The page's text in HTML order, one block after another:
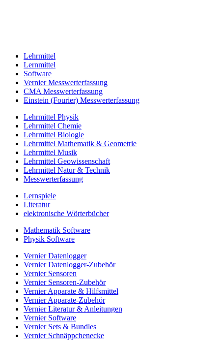
Lehrmittel
Lernmittel
Software
Vernier Messwerterfassung
CMA Messwerterfassung
Einstein (Fourier) Messwerterfassung
Lehrmittel Physik
Lehrmittel Chemie
Lehrmittel Biologie
Lehrmittel Mathematik & Geometrie
Lehrmittel Musik
Lehrmittel Geowissenschaft
Lehrmittel Natur & Technik
Messwerterfassung
Lernspiele
Literatur
elektronische Wörterbücher
Mathematik Software
Physik Software
Vernier Datenlogger
Vernier Datenlogger-Zubehör
Vernier Sensoren
Vernier Sensoren-Zubehör
Vernier Apparate & Hilfsmittel
Vernier Apparate-Zubehör
Vernier Literatur & Anleitungen
Vernier Software
Vernier Sets & Bundles
Vernier Schnäppchenecke